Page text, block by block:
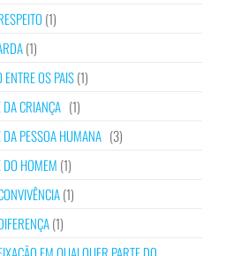
(1)
(1)
ENTRE OS PAIS(1)
CRIANÇA (1)
PESSOA HUMANA (3)
HOMEM (1)
(1)
(1)